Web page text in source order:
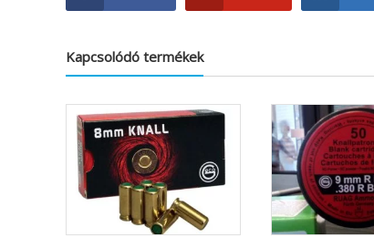
Kapcsolódó termékek